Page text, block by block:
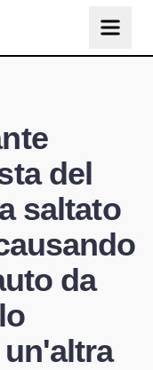
del
saltato
da